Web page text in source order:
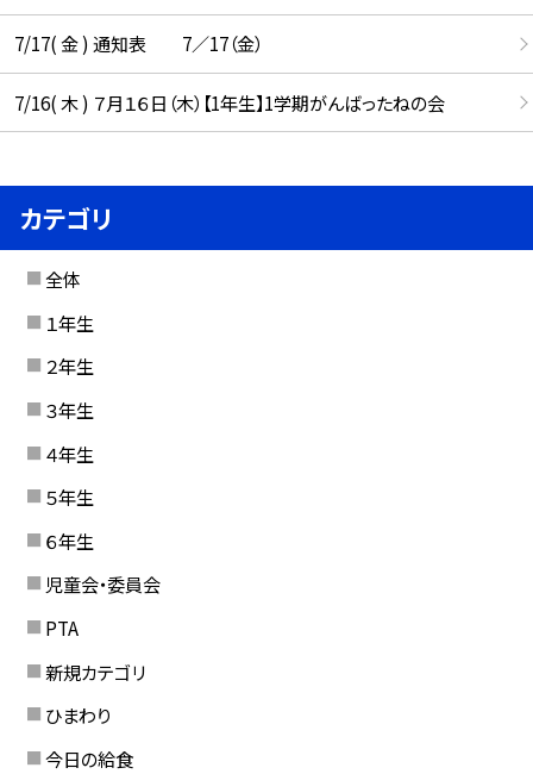
7/17( 金 ) 通知表 7／17（金）
7/16( 木 ) ７月１６日（木）【1年生】1学期がんばったねの会
カテゴリ
全体
１年生
２年生
３年生
４年生
５年生
６年生
児童会・委員会
PTA
新規カテゴリ
ひまわり
今日の給食